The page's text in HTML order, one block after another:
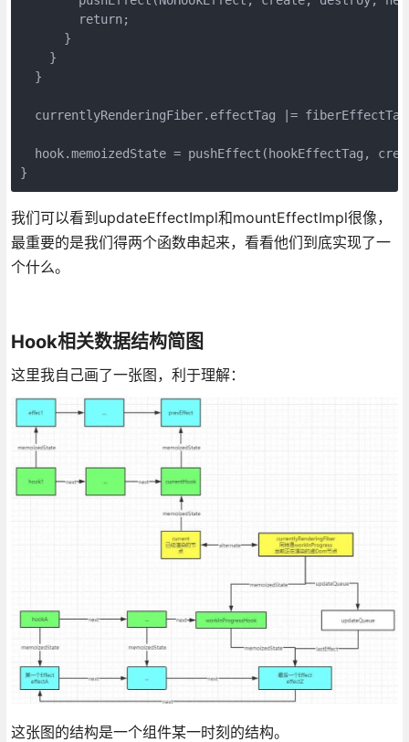
        return;
      }
    }
  }
currentlyRenderingFiber.effectTag |=
hook.memoizedState = pushEffect(hookEffectTag,
}
我们可以看到updateEffectImpl和mountEffectImpl很像，
最重要的是我们得两个函数串起来，看看他们到底实现了一
个什么。
Hook相关数据结构简图
这里我自己画了一张图，利于理解：
这张图的结构是一个组件某一时刻的结构。